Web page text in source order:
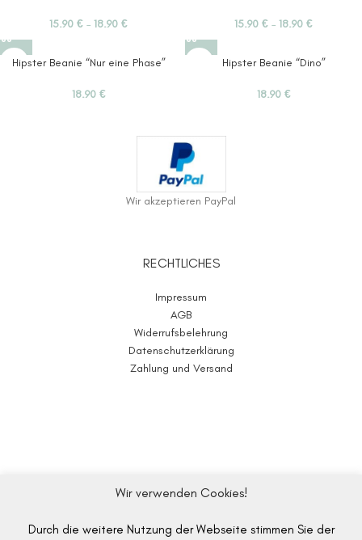
15.90 € – 18.90 € 15.90 € – 18.90 €
Hipster Beanie “Nur eine Phase”
18.90 €
Hipster Beanie “Dino”
18.90 €
Wir akzeptieren PayPal
RECHTLICHES
Impressum
AGB
Widerrufsbelehrung
Datenschutzerklärung
Zahlung und Versand
WOLL-E.store 2020-2025
Wir verwenden Cookies!
Durch die weitere Nutzung der Webseite stimmen Sie der